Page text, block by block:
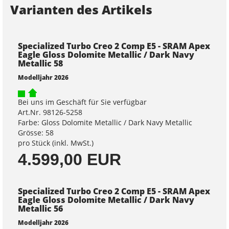
Varianten des Artikels
Specialized Turbo Creo 2 Comp E5 - SRAM Apex
Eagle Gloss Dolomite Metallic / Dark Navy
Metallic 58
Modelljahr 2026
Bei uns im Geschäft für Sie verfügbar
Art.Nr. 98126-5258
Farbe: Gloss Dolomite Metallic / Dark Navy Metallic
Grösse: 58
pro Stück (inkl. MwSt.)
4.599,00 EUR
Specialized Turbo Creo 2 Comp E5 - SRAM Apex
Eagle Gloss Dolomite Metallic / Dark Navy
Metallic 56
Modelljahr 2026